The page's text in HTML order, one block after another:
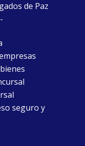
de Paz
seguro y